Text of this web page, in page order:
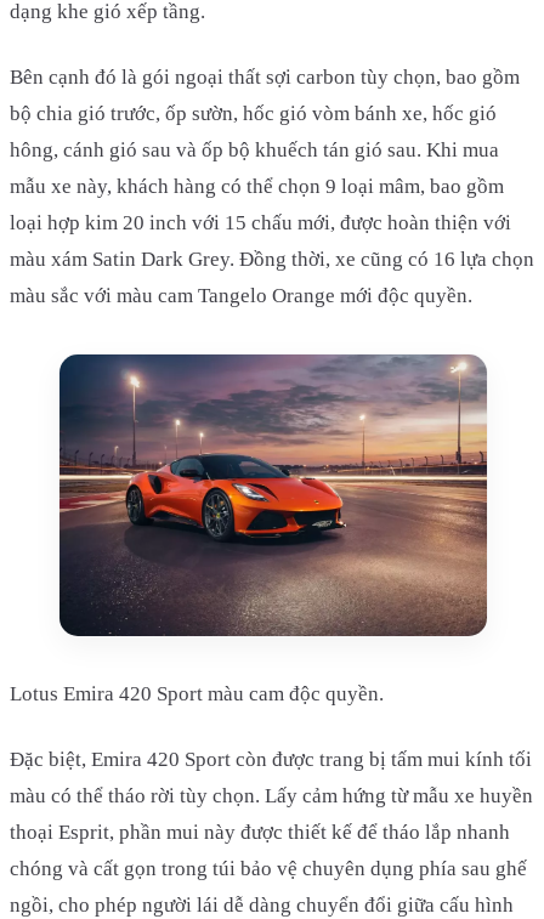
dạng khe gió xếp tầng.
Bên cạnh đó là gói ngoại thất sợi carbon tùy chọn, bao gồm
bộ chia gió trước, ốp sườn, hốc gió vòm bánh xe, hốc gió
hông, cánh gió sau và ốp bộ khuếch tán gió sau. Khi mua
mẫu xe này, khách hàng có thể chọn 9 loại mâm, bao gồm
loại hợp kim 20 inch với 15 chấu mới, được hoàn thiện với
màu xám Satin Dark Grey. Đồng thời, xe cũng có 16 lựa chọn
màu sắc với màu cam Tangelo Orange mới độc quyền.
Lotus Emira 420 Sport màu cam độc quyền.
Đặc biệt, Emira 420 Sport còn được trang bị tấm mui kính tối
màu có thể tháo rời tùy chọn. Lấy cảm hứng từ mẫu xe huyền
thoại Esprit, phần mui này được thiết kế để tháo lắp nhanh
chóng và cất gọn trong túi bảo vệ chuyên dụng phía sau ghế
ngồi, cho phép người lái dễ dàng chuyển đổi giữa cấu hình